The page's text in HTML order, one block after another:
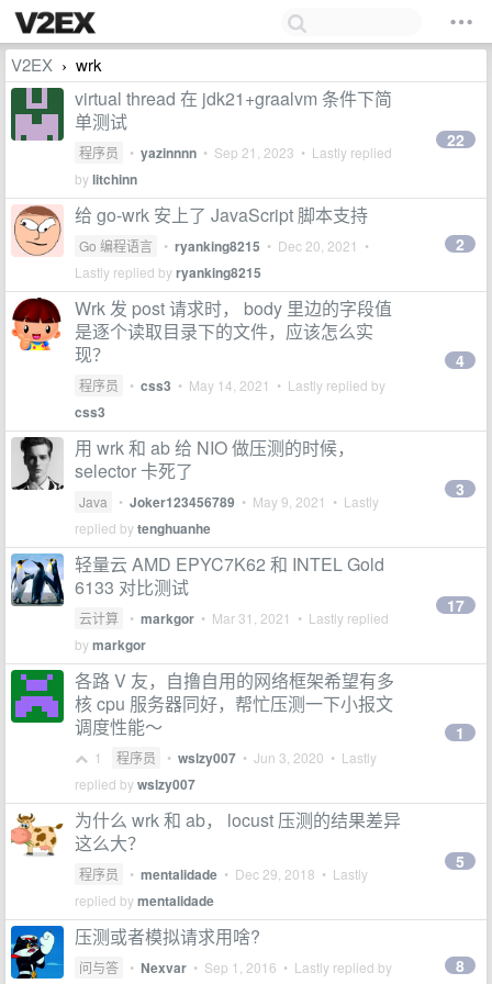
V2EX › wrk
virtual thread 在 jdk21+graalvm 条件下简
单测试
程序员 • yazinnnn • Sep 21, 2023 • Lastly replied
bylitchinn
22
给 go-wrk 安上了 JavaScript 脚本支持
Go 编程语言 • ryanking8215 • Dec 20, 2021 •
Lastly replied byryanking8215
2
Wrk 发 post 请求时， body 里边的字段值
是逐个读取目录下的文件，应该怎么实
现？
程序员 • css3 • May 14, 2021 • Lastly replied by
css3
4
用 wrk 和 ab 给 NIO 做压测的时候，
selector 卡死了
Java • Joker123456789 • May 9, 2021 • Lastly
replied bytenghuanhe
3
轻量云 AMD EPYC7K62 和 INTEL Gold
6133 对比测试
云计算 • markgor • Mar 31, 2021 • Lastly replied
bymarkgor
17
各路 V 友，自撸自用的网络框架希望有多
核 cpu 服务器同好，帮忙压测一下小报文
调度性能～
1 程序员 • wslzy007 • Jun 3, 2020 • Lastly
replied bywslzy007
1
为什么 wrk 和 ab， locust 压测的结果差异
这么大？
程序员 • mentalidade • Dec 29, 2018 • Lastly
replied bymentalidade
5
压测或者模拟请求用啥?
问与答 • Nexvar • Sep 1, 2016 • Lastly replied by 8